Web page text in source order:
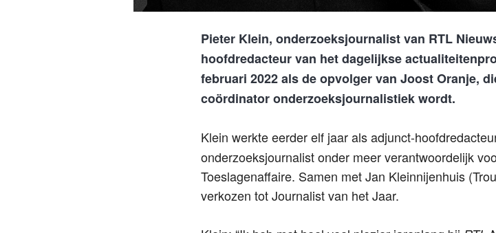
Pieter Klein, onderzoeksjournalist van RTL
hoofdredacteur van het dagelijkse
februari 2022 als de opvolger van Joost Oranje,
coördinator onderzoeksjournalistiek wordt.
Klein werkte eerder elf jaar als adjunct-
onderzoeksjournalist onder meer verantwoordelijk
Toeslagenaffaire. Samen met Jan Kleinnijenhuis
verkozen tot Journalist van het Jaar.